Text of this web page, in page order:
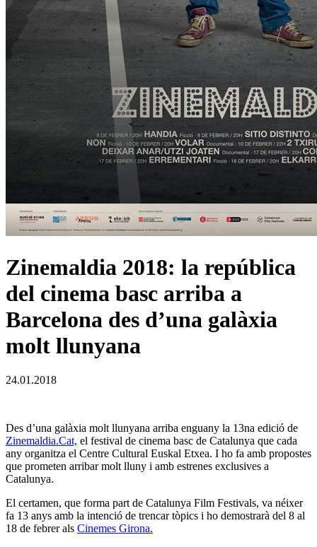
Zinemaldia 2018: la república
del cinema basc arriba a
Barcelona des d’una galàxia
molt llunyana
24.01.2018
Des d’una galàxia molt llunyana arriba enguany la 13na edició de
Zinemaldia.Cat, el festival de cinema basc de Catalunya que cada
any organitza el Centre Cultural Euskal Etxea. I ho fa amb propostes
que prometen arribar molt lluny i amb estrenes exclusives a
Catalunya.
El certamen, que forma part de Catalunya Film Festivals, va néixer
fa 13 anys amb la intenció de trencar tòpics i ho demostrarà del 8 al
18 de febrer als Cinemes Girona.